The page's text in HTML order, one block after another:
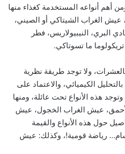
أهم أنواعه المستخدمة كغذاء منها
عيش الغراب الشيتاكي أو الصيني،
البري، النيبيولاريس، فطر
ما تسوتاكي.
ولا توجد طريقة نظرية
الكيميائي، والاعتماد على
هذه الأنواع تحت عائلة، ومنها
عيش الغراب الخجول، عيش
حول هذه الأنواع والقيمة
رياضة قومية!، وكذلك: عيش